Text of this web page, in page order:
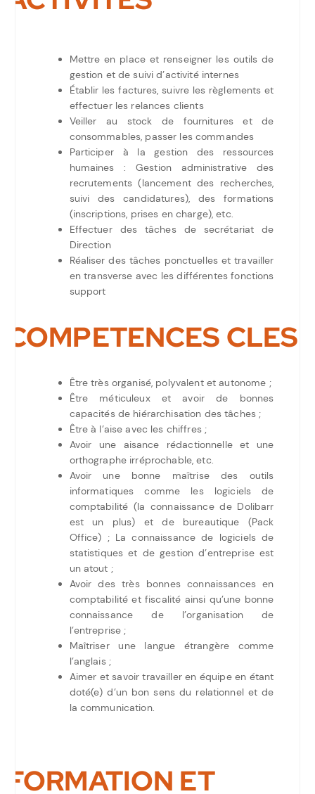
Mettre en place et renseigner les outils de
gestion et de suivi d’activité internes
Établir les factures, suivre les règlements et
effectuer les relances clients
Veiller au stock de fournitures et de
consommables, passer les commandes
Participer à la gestion des ressources
humaines : Gestion administrative des
recrutements (lancement des recherches,
suivi des candidatures), des formations
(inscriptions, prises en charge), etc.
Effectuer des tâches de secrétariat de
Direction
Réaliser des tâches ponctuelles et travailler
en transverse avec les différentes fonctions
support
COMPETENCES CLES
Être très organisé, polyvalent et autonome ;
Être méticuleux et avoir de bonnes
capacités de hiérarchisation des tâches ;
Être à l’aise avec les chiffres ;
Avoir une aisance rédactionnelle et une
orthographe irréprochable, etc.
Avoir une bonne maîtrise des outils
informatiques comme les logiciels de
comptabilité (la connaissance de Dolibarr
est un plus) et de bureautique (Pack
Office) ; La connaissance de logiciels de
statistiques et de gestion d’entreprise est
un atout ;
Avoir des très bonnes connaissances en
comptabilité et fiscalité ainsi qu’une bonne
connaissance de l’organisation de
l’entreprise ;
Maîtriser une langue étrangère comme
l’anglais ;
Aimer et savoir travailler en équipe en étant
doté(e) d’un bon sens du relationnel et de
la communication.
FORMATION ET